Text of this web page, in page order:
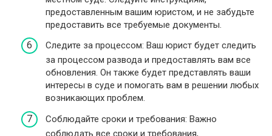
предоставленным вашим юристом, и не забудьте
предоставить все требуемые документы.
Следите за процессом: Ваш юрист будет следить
за процессом развода и предоставлять вам все
обновления. Он также будет представлять ваши
интересы в суде и помогать вам в решении любых
возникающих проблем.
Соблюдайте сроки и требования: Важно
соблюдать все сроки и требования,